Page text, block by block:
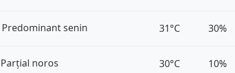
Predominant senin 31°C 30%
Parțial noros 30°C 10%